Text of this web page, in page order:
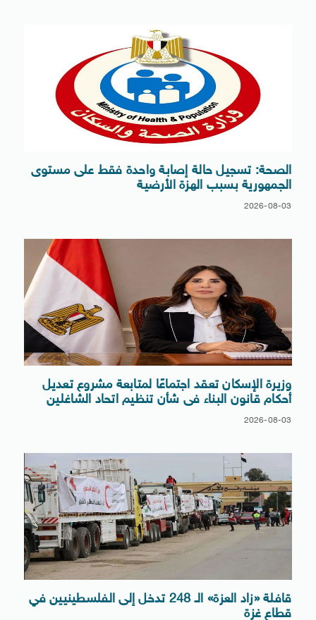
الصحة: تسجيل حالة إصابة واحدة فقط على مستوى
الجمهورية بسبب الهزة الأرضية
2026-08-03
وزيرة الإسكان تعقد اجتماعًا لمتابعة مشروع تعديل
أحكام قانون البناء فى شأن تنظيم اتحاد الشاغلين
2026-08-03
قافلة «زاد العزة» الـ 248 تدخل إلى الفلسطينيين في
قطاع غزة